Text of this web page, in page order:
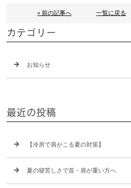
« 前の記事へ 一覧に戻る
カテゴリー
お知らせ
最近の投稿
【冷房で肩がこる夏の対策】
夏の寝苦しさで首・肩が重い方へ